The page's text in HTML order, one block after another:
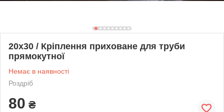
20х30 / Кріплення приховане для труби
прямокутної
Немає в наявності
Роздріб
80 ₴